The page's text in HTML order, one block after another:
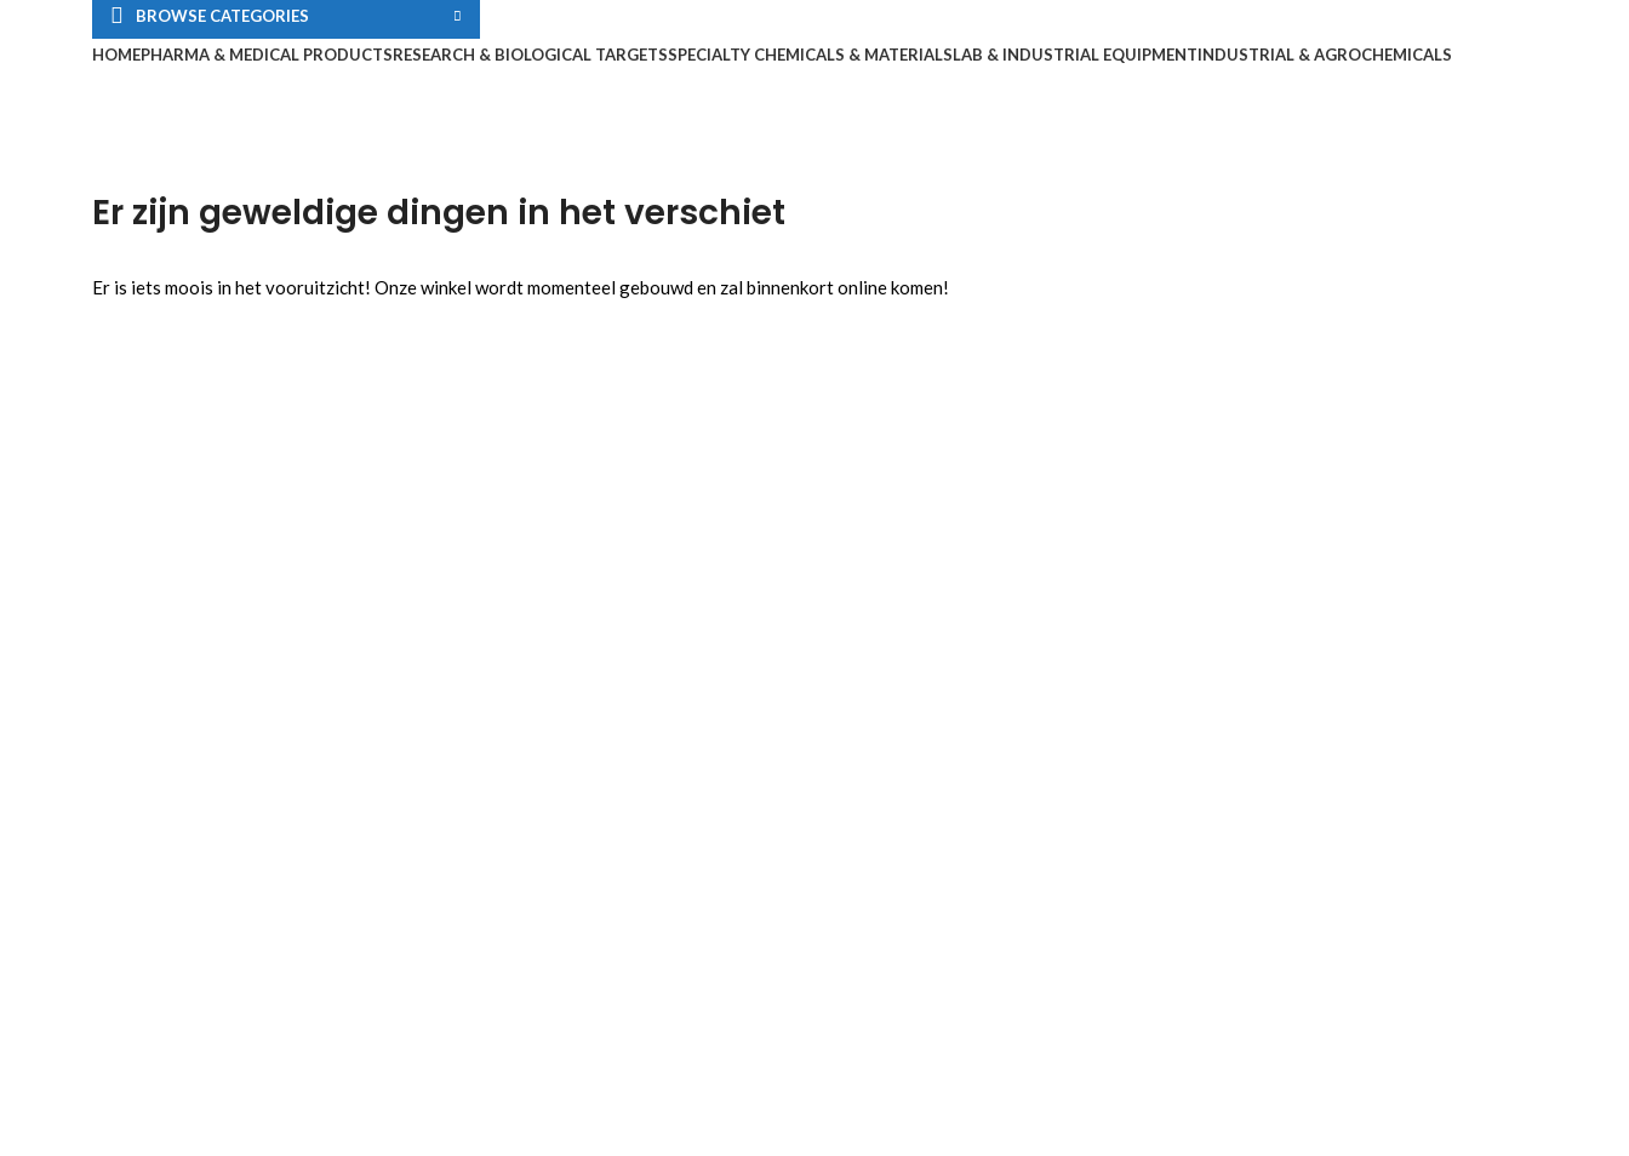
BROWSE CATEGORIES
HOMEPHARMA & MEDICAL PRODUCTSRESEARCH & BIOLOGICAL TARGETSSPECIALTY CHEMICALS & MATERIALSLAB & INDUSTRIAL EQUIPMENTINDUSTRIAL & AGROCHEMICALS
Er zijn geweldige dingen in het verschiet
Er is iets moois in het vooruitzicht! Onze winkel wordt momenteel gebouwd en zal binnenkort online komen!